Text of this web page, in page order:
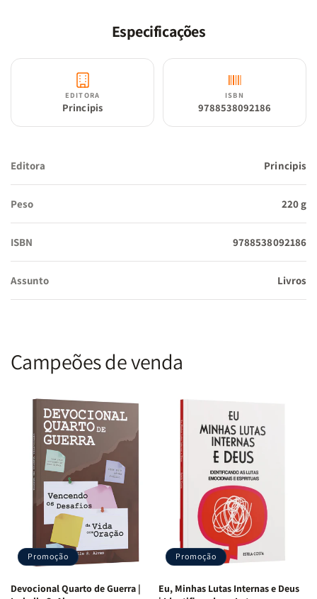
Especificações
EDITORA
Principis
ISBN
9788538092186
Editora Principis
Peso 220 g
ISBN 9788538092186
Assunto Livros
Campeões de venda
Promoção
Devocional Quarto de Guerra |
Promoção
Eu, Minhas Lutas Internas e Deus